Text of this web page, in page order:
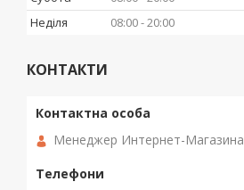
Неділя
08:00 20:00
КОНТАКТИ
Менеджер Интернет-Магазина